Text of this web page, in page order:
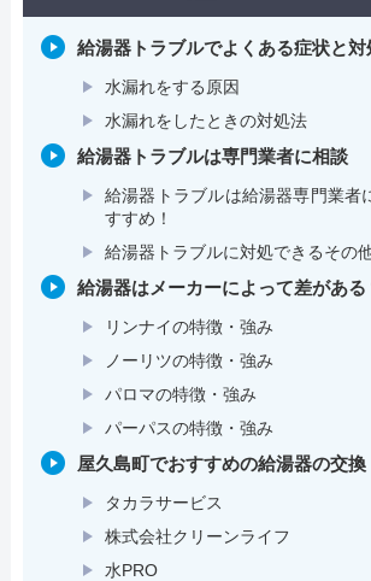
給湯器トラブルでよくある症状と対
水漏れをする原因
水漏れをしたときの対処法
給湯器トラブルは専門業者に相談
給湯器トラブルは給湯器専門業者
すすめ！
給湯器トラブルに対処できるその
給湯器はメーカーによって差がある
リンナイの特徴・強み
ノーリツの特徴・強み
パロマの特徴・強み
パーパスの特徴・強み
屋久島町でおすすめの給湯器の交
タカラサービス
株式会社クリーンライフ
水PRO